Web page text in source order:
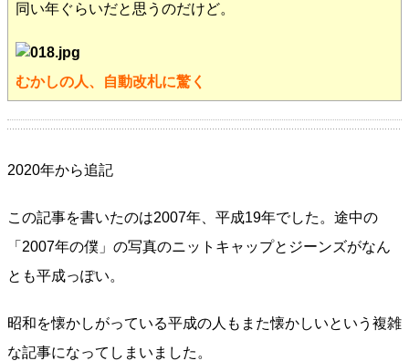
同い年ぐらいだと思うのだけど。
むかしの人、自動改札に驚く
2020年から追記
この記事を書いたのは2007年、平成19年でした。途中の
「2007年の僕」の写真のニットキャップとジーンズがなん
とも平成っぽい。
昭和を懐かしがっている平成の人もまた懐かしいという複雑
な記事になってしまいました。